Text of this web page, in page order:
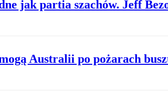
jak partia szachów. Jeff
Australii po pożarach